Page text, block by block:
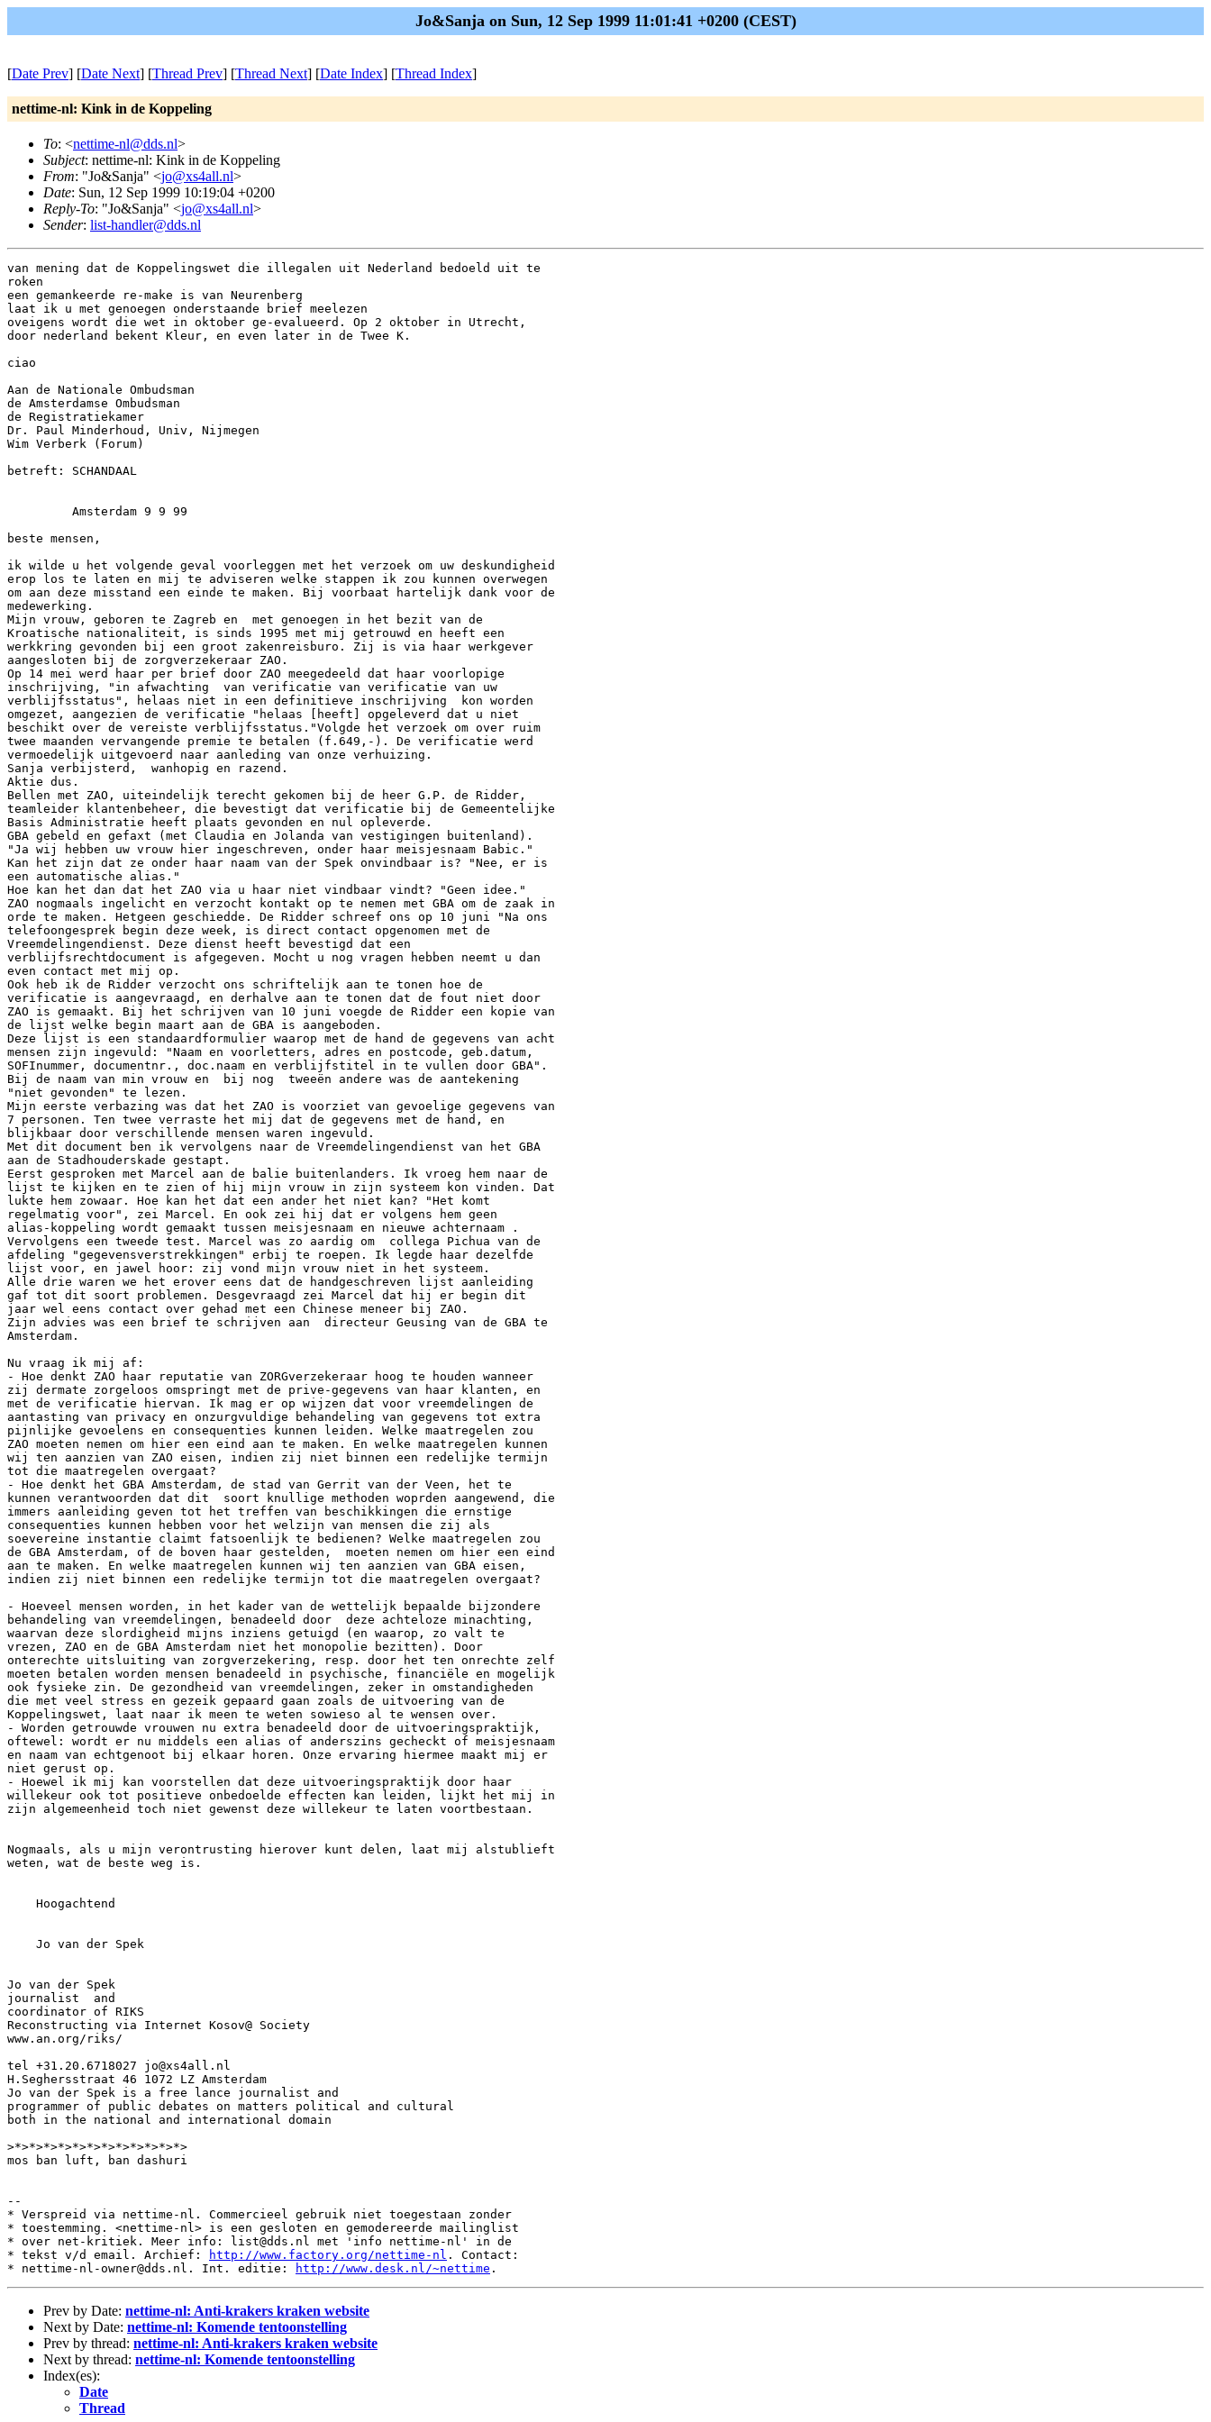
Jo&Sanja on Sun, 12 Sep 1999 11:01:41 +0200 (CEST)
[Date Prev] [Date Next] [Thread Prev] [Thread Next] [Date Index] [Thread Index]
nettime-nl: Kink in de Koppeling
To: <nettime-nl@dds.nl>
Subject: nettime-nl: Kink in de Koppeling
From: "Jo&Sanja" <jo@xs4all.nl>
Date: Sun, 12 Sep 1999 10:19:04 +0200
Reply-To: "Jo&Sanja" <jo@xs4all.nl>
Sender: list-handler@dds.nl
van mening dat de Koppelingswet die illegalen uit Nederland bedoeld uit te
roken
een gemankeerde re-make is van Neurenberg
laat ik u met genoegen onderstaande brief meelezen
oveigens wordt die wet in oktober ge-evalueerd. Op 2 oktober in Utrecht,
door nederland bekent Kleur, en even later in de Twee K.
ciao
Aan de Nationale Ombudsman
de Amsterdamse Ombudsman
de Registratiekamer
Dr. Paul Minderhoud, Univ, Nijmegen
Wim Verberk (Forum)
betreft: SCHANDAAL
         Amsterdam 9 9 99
beste mensen,
ik wilde u het volgende geval voorleggen met het verzoek om uw deskundigheid
erop los te laten en mij te adviseren welke stappen ik zou kunnen overwegen
om aan deze misstand een einde te maken. Bij voorbaat hartelijk dank voor de
medewerking.
Mijn vrouw, geboren te Zagreb en  met genoegen in het bezit van de
Kroatische nationaliteit, is sinds 1995 met mij getrouwd en heeft een
werkkring gevonden bij een groot zakenreisburo. Zij is via haar werkgever
aangesloten bij de zorgverzekeraar ZAO.
Op 14 mei werd haar per brief door ZAO meegedeeld dat haar voorlopige
inschrijving, "in afwachting  van verificatie van verificatie van uw
verblijfsstatus", helaas niet in een definitieve inschrijving  kon worden
omgezet, aangezien de verificatie "helaas [heeft] opgeleverd dat u niet
beschikt over de vereiste verblijfsstatus."Volgde het verzoek om over ruim
twee maanden vervangende premie te betalen (f.649,-). De verificatie werd
vermoedelijk uitgevoerd naar aanleding van onze verhuizing.
Sanja verbijsterd,  wanhopig en razend.
Aktie dus.
Bellen met ZAO, uiteindelijk terecht gekomen bij de heer G.P. de Ridder,
teamleider klantenbeheer, die bevestigt dat verificatie bij de Gemeentelijke
Basis Administratie heeft plaats gevonden en nul opleverde.
GBA gebeld en gefaxt (met Claudia en Jolanda van vestigingen buitenland).
"Ja wij hebben uw vrouw hier ingeschreven, onder haar meisjesnaam Babic."
Kan het zijn dat ze onder haar naam van der Spek onvindbaar is? "Nee, er is
een automatische alias."
Hoe kan het dan dat het ZAO via u haar niet vindbaar vindt? "Geen idee."
ZAO nogmaals ingelicht en verzocht kontakt op te nemen met GBA om de zaak in
orde te maken. Hetgeen geschiedde. De Ridder schreef ons op 10 juni "Na ons
telefoongesprek begin deze week, is direct contact opgenomen met de
Vreemdelingendienst. Deze dienst heeft bevestigd dat een
verblijfsrechtdocument is afgegeven. Mocht u nog vragen hebben neemt u dan
even contact met mij op.
Ook heb ik de Ridder verzocht ons schriftelijk aan te tonen hoe de
verificatie is aangevraagd, en derhalve aan te tonen dat de fout niet door
ZAO is gemaakt. Bij het schrijven van 10 juni voegde de Ridder een kopie van
de lijst welke begin maart aan de GBA is aangeboden.
Deze lijst is een standaardformulier waarop met de hand de gegevens van acht
mensen zijn ingevuld: "Naam en voorletters, adres en postcode, geb.datum,
SOFInummer, documentnr., doc.naam en verblijfstitel in te vullen door GBA".
Bij de naam van min vrouw en  bij nog  tweeën andere was de aantekening
"niet gevonden" te lezen.
Mijn eerste verbazing was dat het ZAO is voorziet van gevoelige gegevens van
7 personen. Ten twee verraste het mij dat de gegevens met de hand, en
blijkbaar door verschillende mensen waren ingevuld.
Met dit document ben ik vervolgens naar de Vreemdelingendienst van het GBA
aan de Stadhouderskade gestapt.
Eerst gesproken met Marcel aan de balie buitenlanders. Ik vroeg hem naar de
lijst te kijken en te zien of hij mijn vrouw in zijn systeem kon vinden. Dat
lukte hem zowaar. Hoe kan het dat een ander het niet kan? "Het komt
regelmatig voor", zei Marcel. En ook zei hij dat er volgens hem geen
alias-koppeling wordt gemaakt tussen meisjesnaam en nieuwe achternaam .
Vervolgens een tweede test. Marcel was zo aardig om  collega Pichua van de
afdeling "gegevensverstrekkingen" erbij te roepen. Ik legde haar dezelfde
lijst voor, en jawel hoor: zij vond mijn vrouw niet in het systeem.
Alle drie waren we het erover eens dat de handgeschreven lijst aanleiding
gaf tot dit soort problemen. Desgevraagd zei Marcel dat hij er begin dit
jaar wel eens contact over gehad met een Chinese meneer bij ZAO.
Zijn advies was een brief te schrijven aan  directeur Geusing van de GBA te
Amsterdam.
Nu vraag ik mij af:
- Hoe denkt ZAO haar reputatie van ZORGverzekeraar hoog te houden wanneer
zij dermate zorgeloos omspringt met de prive-gegevens van haar klanten, en
met de verificatie hiervan. Ik mag er op wijzen dat voor vreemdelingen de
aantasting van privacy en onzurgvuldige behandeling van gegevens tot extra
pijnlijke gevoelens en consequenties kunnen leiden. Welke maatregelen zou
ZAO moeten nemen om hier een eind aan te maken. En welke maatregelen kunnen
wij ten aanzien van ZAO eisen, indien zij niet binnen een redelijke termijn
tot die maatregelen overgaat?
- Hoe denkt het GBA Amsterdam, de stad van Gerrit van der Veen, het te
kunnen verantwoorden dat dit  soort knullige methoden woprden aangewend, die
immers aanleiding geven tot het treffen van beschikkingen die ernstige
consequenties kunnen hebben voor het welzijn van mensen die zij als
soevereine instantie claimt fatsoenlijk te bedienen? Welke maatregelen zou
de GBA Amsterdam, of de boven haar gestelden,  moeten nemen om hier een eind
aan te maken. En welke maatregelen kunnen wij ten aanzien van GBA eisen,
indien zij niet binnen een redelijke termijn tot die maatregelen overgaat?
- Hoeveel mensen worden, in het kader van de wettelijk bepaalde bijzondere
behandeling van vreemdelingen, benadeeld door  deze achteloze minachting,
waarvan deze slordigheid mijns inziens getuigd (en waarop, zo valt te
vrezen, ZAO en de GBA Amsterdam niet het monopolie bezitten). Door
onterechte uitsluiting van zorgverzekering, resp. door het ten onrechte zelf
moeten betalen worden mensen benadeeld in psychische, financiële en mogelijk
ook fysieke zin. De gezondheid van vreemdelingen, zeker in omstandigheden
die met veel stress en gezeik gepaard gaan zoals de uitvoering van de
Koppelingswet, laat naar ik meen te weten sowieso al te wensen over.
- Worden getrouwde vrouwen nu extra benadeeld door de uitvoeringspraktijk,
oftewel: wordt er nu middels een alias of anderszins gecheckt of meisjesnaam
en naam van echtgenoot bij elkaar horen. Onze ervaring hiermee maakt mij er
niet gerust op.
- Hoewel ik mij kan voorstellen dat deze uitvoeringspraktijk door haar
willekeur ook tot positieve onbedoelde effecten kan leiden, lijkt het mij in
zijn algemeenheid toch niet gewenst deze willekeur te laten voortbestaan.
Nogmaals, als u mijn verontrusting hierover kunt delen, laat mij alstublieft
weten, wat de beste weg is.
    Hoogachtend
    Jo van der Spek
Jo van der Spek
journalist  and
coordinator of RIKS
Reconstructing via Internet Kosov@ Society
www.an.org/riks/
tel +31.20.6718027 jo@xs4all.nl
H.Seghersstraat 46 1072 LZ Amsterdam
Jo van der Spek is a free lance journalist and
programmer of public debates on matters political and cultural
both in the national and international domain
>*>*>*>*>*>*>*>*>*>*>*>*>
mos ban luft, ban dashuri
--
* Verspreid via nettime-nl. Commercieel gebruik niet toegestaan zonder
* toestemming. <nettime-nl> is een gesloten en gemodereerde mailinglist
* over net-kritiek. Meer info: list@dds.nl met 'info nettime-nl' in de
* tekst v/d email. Archief:
http://www.factory.org/nettime-nl . Contact:
* nettime-nl-owner@dds.nl. Int. editie:
http://www.desk.nl/~nettime
Prev by Date: nettime-nl: Anti-krakers kraken website
Next by Date: nettime-nl: Komende tentoonstelling
Prev by thread: nettime-nl: Anti-krakers kraken website
Next by thread: nettime-nl: Komende tentoonstelling
Index(es):
Date
Thread